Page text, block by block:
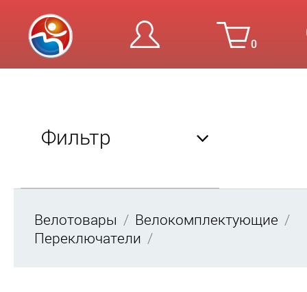
0
Фильтр
Год
Велотовары
Велокомплектующие
Переключатели